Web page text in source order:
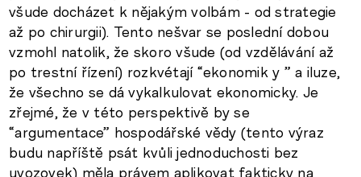
všude docházet k nějakým volbám - od strategie
až po chirurgii). Tento nešvar se poslední dobou
vzmohl natolik, že skoro všude (od vzdělávání až
po trestní řízení) rozkvétají “ekonomik y ” a iluze,
že všechno se dá vykalkulovat ekonomicky. Je
zřejmé, že v této perspektivě by se
“argumentace” hospodářské vědy (tento výraz
budu napříště psát kvůli jednoduchosti bez
uvozovek) měla právem aplikovat fakticky na